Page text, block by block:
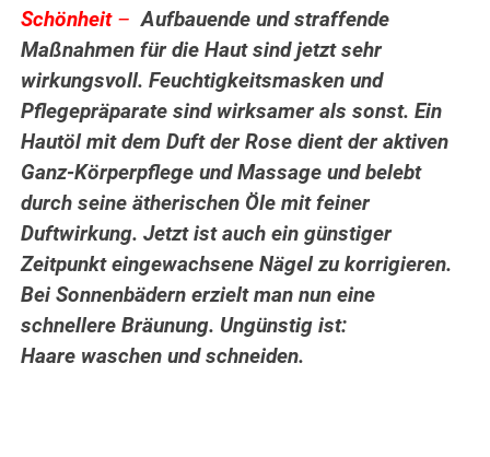
Schönheit–Aufbauende und straffende
Maßnahmen für die Haut sind jetzt sehr
wirkungsvoll. Feuchtigkeitsmasken und
Pflegepräparate sind wirksamer als sonst. Ein
Hautöl mit dem Duft der Rose dient der aktiven
Ganz-Körperpflege und Massage und belebt
durch seine ätherischen Öle mit feiner
Duftwirkung. Jetzt ist auch ein günstiger
Zeitpunkt eingewachsene Nägel zu korrigieren.
Bei Sonnenbädern erzielt man nun eine
schnellere Bräunung. Ungünstig ist:
Haare waschen und schneiden.